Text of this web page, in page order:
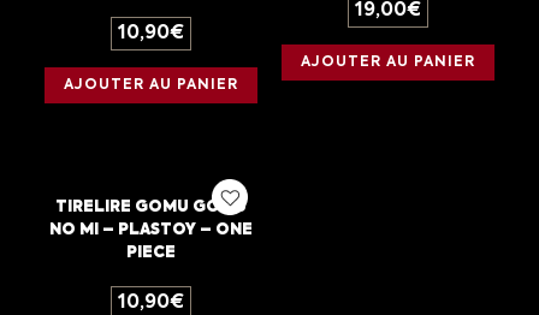
10,90€
AJOUTER AU PANIER
19,00€
AJOUTER AU PANIER
TIRELIRE GOMU GOMU
NO MI – PLASTOY – ONE
PIECE
10,90€